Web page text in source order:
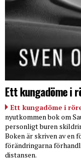
Ett kungadöme i
Ett kungadöme i
nyutkommen bok om
personligt buren
Boken är skriven av en
förändringarna
distansen.